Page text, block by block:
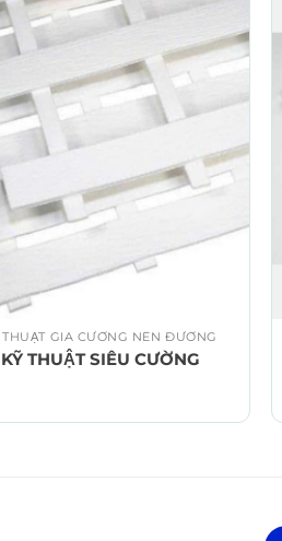
GIA CƯỜNG NỀN ĐƯỜNG
THUẬT SIÊU CƯỜNG